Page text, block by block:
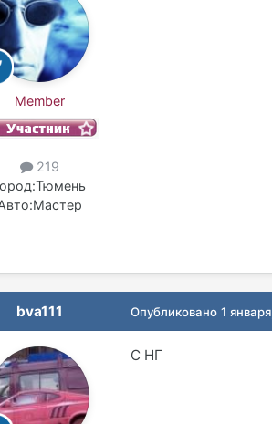
Member
219
Тюмень
Мастер
bva111 Опубликовано1
C НГ